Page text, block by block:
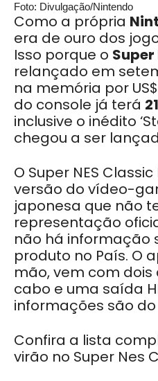
Foto: Divulgação/Nintendo
Como a própria
era de ouro dos
Isso porque o
relançado em
na memória por
do console já terá
inclusive o inédito
chegou a ser
O Super NES
versão do vídeo-
japonesa que não
representação
não há informação
produto no País. O
mão, vem com
cabo e uma saída
informações são do
Confira a lista
virão no Super Nes